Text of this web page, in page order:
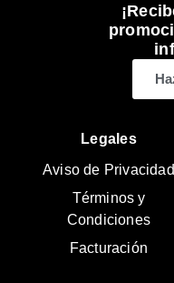
Legales
Aviso de Privacidad
Términos y
Condiciones
Facturación